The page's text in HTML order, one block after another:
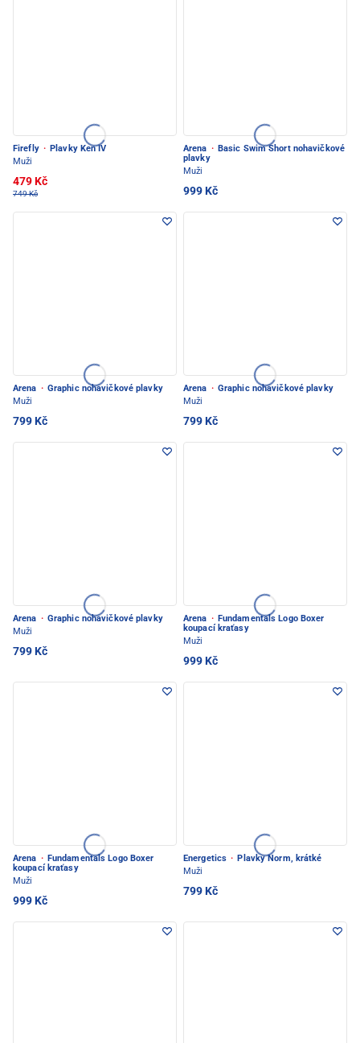
Firefly · Plavky Ken IV
Muži
479 Kč
749 Kč
Arena · Basic Swim Short nohavičkové
plavky
Muži
999 Kč
Arena · Graphic nohavičkové plavky
Muži
799 Kč
Arena · Graphic nohavičkové plavky
Muži
799 Kč
Arena · Graphic nohavičkové plavky
Muži
799 Kč
Arena · Fundamentals Logo Boxer
koupací kraťasy
Muži
999 Kč
Arena · Fundamentals Logo Boxer
koupací kraťasy
Muži
999 Kč
Energetics · Plavky Norm, krátké
Muži
799 Kč